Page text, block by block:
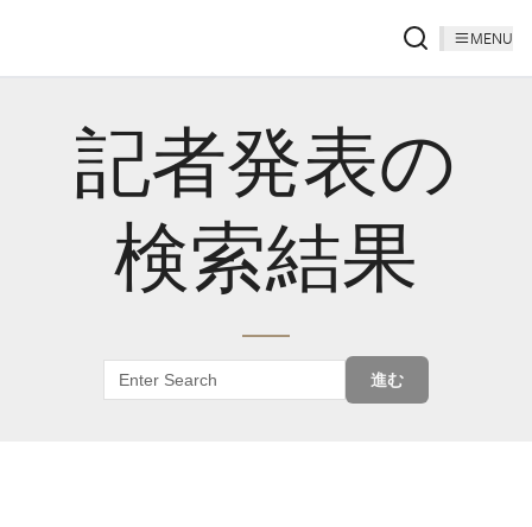
MENU
記者発表の
検索結果
進む